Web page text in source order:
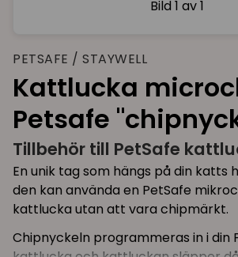
Bild 1 av 1
PETSAFE / STAYWELL
Kattlucka
Petsafe
Tillbehör till PetSafe
En unik tag som hängs på din katts
den kan använda en PetSafe
kattlucka utan att vara chipmärkt.
Chipnyckeln programmeras in i din